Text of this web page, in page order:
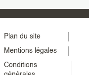
Menu
footer
Plan du site
Mentions légales
Conditions